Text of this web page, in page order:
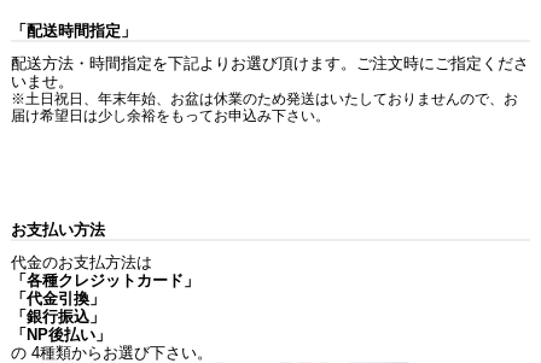
「配送時間指定」
配送方法・時間指定を下記よりお選び頂けます。ご注文時にご指定くださ
いませ。
※土日祝日、年末年始、お盆は休業のため発送はいたしておりませんので、お
届け希望日は少し余裕をもってお申込み下さい。
お支払い方法
代金のお支払方法は
「各種クレジットカード」
「代金引換」
「銀行振込」
「NP後払い」
の 4種類からお選び下さい。